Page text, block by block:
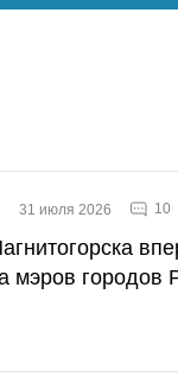
31 июля 2026 10
мэров городов